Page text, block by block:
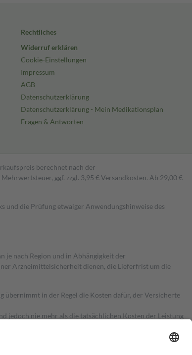
Rechtliches
Widerruf erklären
Cookie-Einstellungen
Impressum
AGB
Datenschutzerklärung
Datenschutzerklärung - Mein Medikationsplan
Fragen & Antworten
berechnet nach der
ggf. zzgl. 3,95 € Versandkosten. Ab 29,00 €
und die Prüfung etwaiger Anwendungshinweise des
je nach Region und in Abhängigkeit der
Arzneimittelsicherheit dienen, die Lieferfrist um die
übernimmt in der Regel die Kosten dafür, der Versicherte
jedoch nie mehr als die tatsächlichen Kosten der Leistung